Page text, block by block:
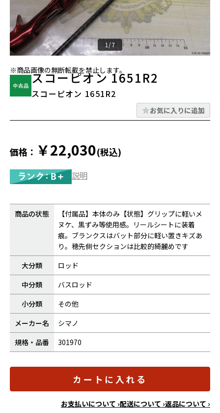
1/7
※商品画像の無断転載を禁止します。
スコーピオン 1651R2
スコーピオン 1651R2
お気に入りに追加
価格： ￥22,030(税込)
説明
商品の状態
【付属品】本体のみ【状態】グリップに軽いメ
ヌケ、黒ずみ等使用感。リールシートに装着
痕。ブランクスはバット部分に軽い置きキズあ
り。穂先側セクションは比較的綺麗めです
大分類
ロッド
中分類
バスロッド
小分類
その他
メーカー名
シマノ
規格・品番
301970
カートに入れる
お支払いについて ›配送について ›返品について ›